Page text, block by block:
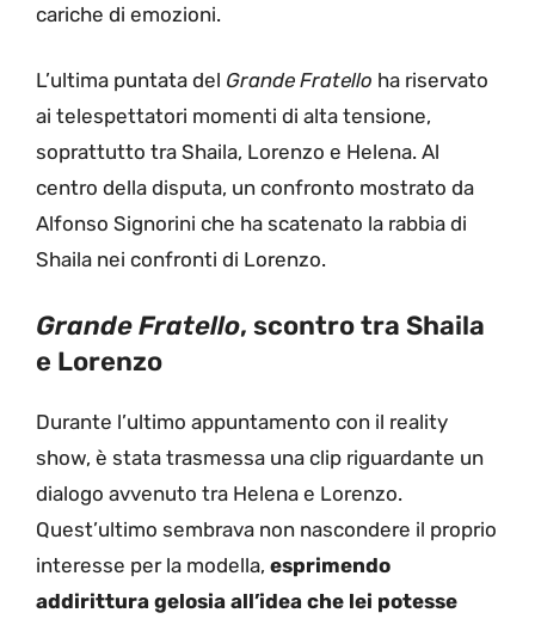
cariche di emozioni.
L’ultima puntata del Grande Fratello ha riservato
ai telespettatori momenti di alta tensione,
soprattutto tra Shaila, Lorenzo e Helena. Al
centro della disputa, un confronto mostrato da
Alfonso Signorini che ha scatenato la rabbia di
Shaila nei confronti di Lorenzo.
Grande Fratello, scontro tra Shaila
e Lorenzo
Durante l’ultimo appuntamento con il reality
show, è stata trasmessa una clip riguardante un
dialogo avvenuto tra Helena e Lorenzo.
Quest’ultimo sembrava non nascondere il proprio
interesse per la modella, esprimendo
addirittura gelosia all’idea che lei potesse